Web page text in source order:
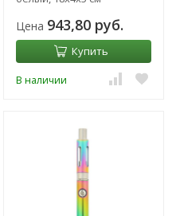
Цена 943,80 руб.
Купить
В наличии